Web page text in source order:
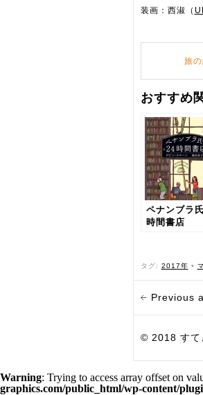
装画：西淑（
旅
おすすめ
ペナンブラ
時間書店
タグ: 2017年 •
Previous
© 2018 す
Warning: Trying to access array offset on
graphics.com/public_html/wp-content/